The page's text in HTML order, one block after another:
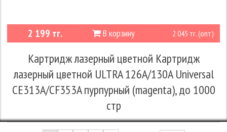
В корзину
2 199 тг. 2 045 тг. (опт)
Картридж лазерный цветной Картридж
лазерный цветной ULTRA 126A/130A Universal
CE313A/CF353A пурпурный (magenta), до 1000
стр